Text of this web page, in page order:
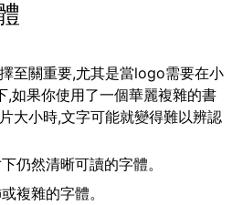
至關重要,尤其是當logo需要在小
,如果你使用了一個華麗複雜的書
大小時,文字可能就變得難以辨認
仍然清晰可讀的字體。
複雜的字體。